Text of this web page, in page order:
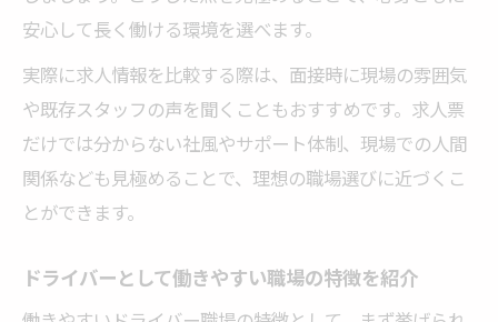
安心して長く働ける環境を選べます。
実際に求人情報を比較する際は、面接時に現場の雰囲気
や既存スタッフの声を聞くこともおすすめです。求人票
だけでは分からない社風やサポート体制、現場での人間
関係なども見極めることで、理想の職場選びに近づくこ
とができます。
ドライバーとして働きやすい職場の特徴を紹介